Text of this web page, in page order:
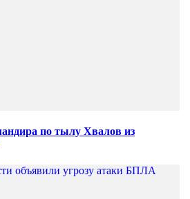
по тылу Хвалов из